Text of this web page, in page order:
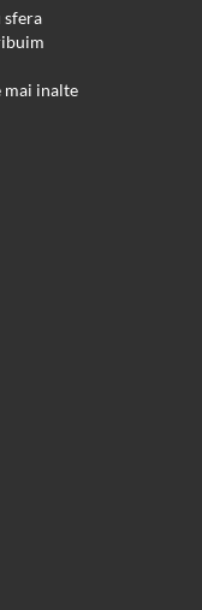
mai inalte